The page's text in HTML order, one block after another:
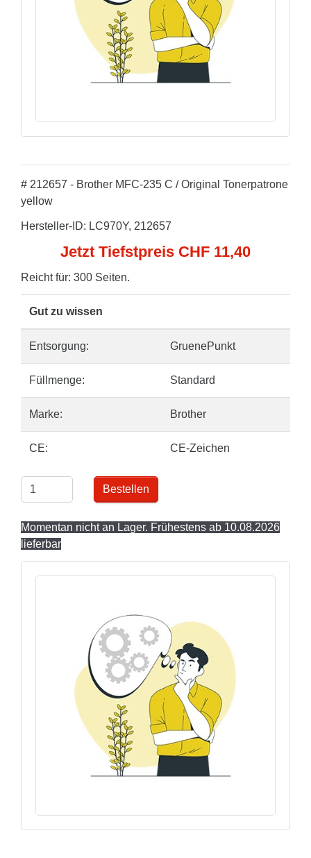
# 212657 - Brother MFC-235 C / Original Tonerpatrone
yellow
Hersteller-ID: LC970Y, 212657
Jetzt Tiefstpreis CHF 11,40
Reicht für: 300 Seiten.
Gut zu wissen
Entsorgung: GruenePunkt
Füllmenge: Standard
Marke: Brother
CE: CE-Zeichen
Bestellen
Momentan nicht an Lager. Frühestens ab 10.08.2026
lieferbar